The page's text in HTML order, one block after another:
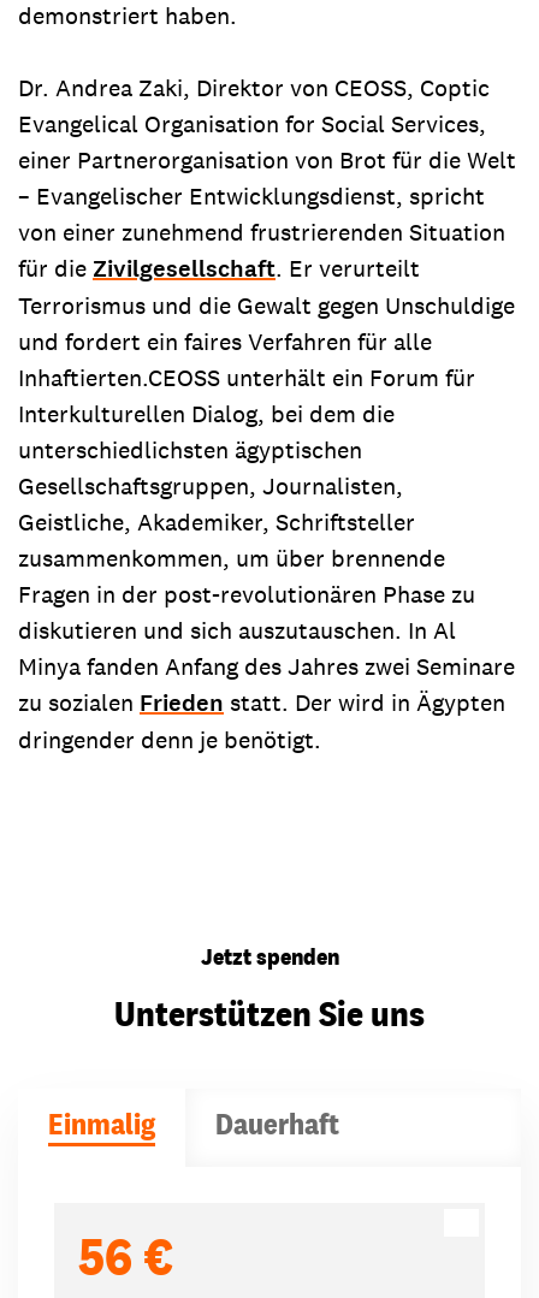
demonstriert haben.
Dr. Andrea Zaki, Direktor von CEOSS, Coptic
Evangelical Organisation for Social Services,
einer Partnerorganisation von Brot für die Welt
– Evangelischer Entwicklungsdienst, spricht
von einer zunehmend frustrierenden Situation
für die Zivilgesellschaft. Er verurteilt
Terrorismus und die Gewalt gegen Unschuldige
und fordert ein faires Verfahren für alle
Inhaftierten.CEOSS unterhält ein Forum für
Interkulturellen Dialog, bei dem die
unterschiedlichsten ägyptischen
Gesellschaftsgruppen, Journalisten,
Geistliche, Akademiker, Schriftsteller
zusammenkommen, um über brennende
Fragen in der post-revolutionären Phase zu
diskutieren und sich auszutauschen. In Al
Minya fanden Anfang des Jahres zwei Seminare
zu sozialen Frieden statt. Der wird in Ägypten
dringender denn je benötigt.
Jetzt spenden
Unterstützen Sie uns
Einmalig Dauerhaft
56 €